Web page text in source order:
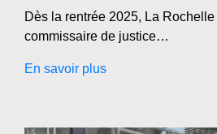
Dès la rentrée 2025, La
commissaire de justice…
En savoir plus